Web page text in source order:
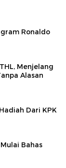
Ronaldo
Menjelang
Alasan
Dari KPK
Bahas